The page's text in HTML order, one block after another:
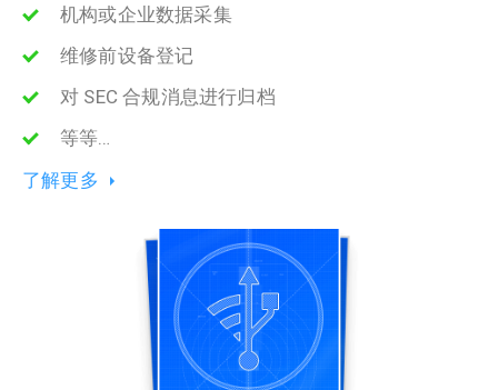
机构或企业数据采集
维修前设备登记
对 SEC 合规消息进行归档
等等…
了解更多